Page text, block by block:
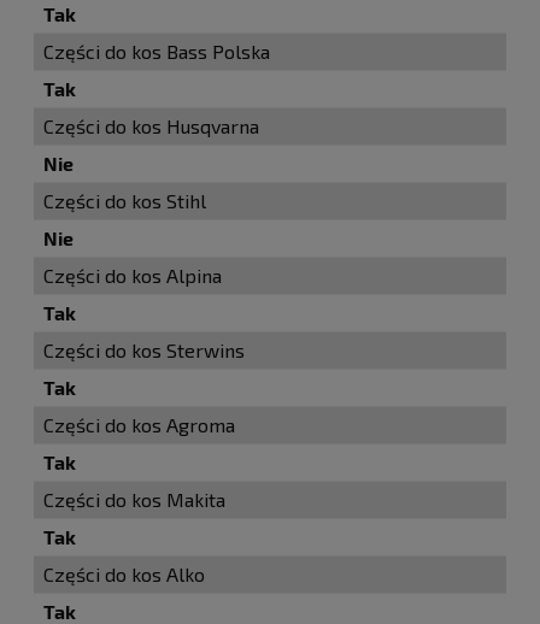
Tak
Części do kos Bass Polska
Tak
Części do kos Husqvarna
Nie
Części do kos Stihl
Nie
Części do kos Alpina
Tak
Części do kos Sterwins
Tak
Części do kos Agroma
Tak
Części do kos Makita
Tak
Części do kos Alko
Tak